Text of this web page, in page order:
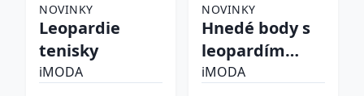
NOVINKY
Leopardie
tenisky
iMODA
NOVINKY
Hnedé body s
leopardím
vzorom
iMODA